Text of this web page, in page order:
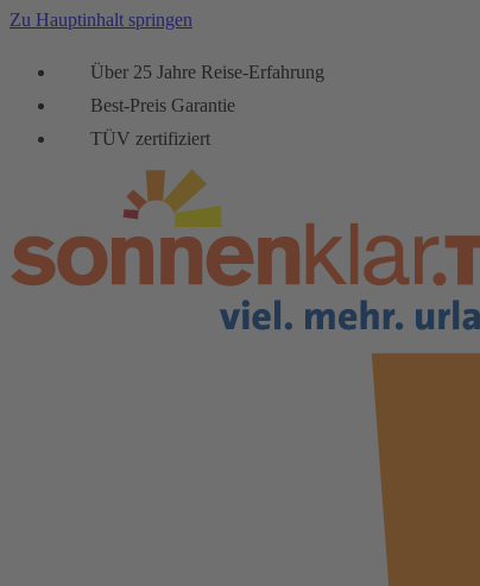
Zu Hauptinhalt springen
Über 25 Jahre Reise-Erfahrung
Best-Preis Garantie
TÜV zertifiziert